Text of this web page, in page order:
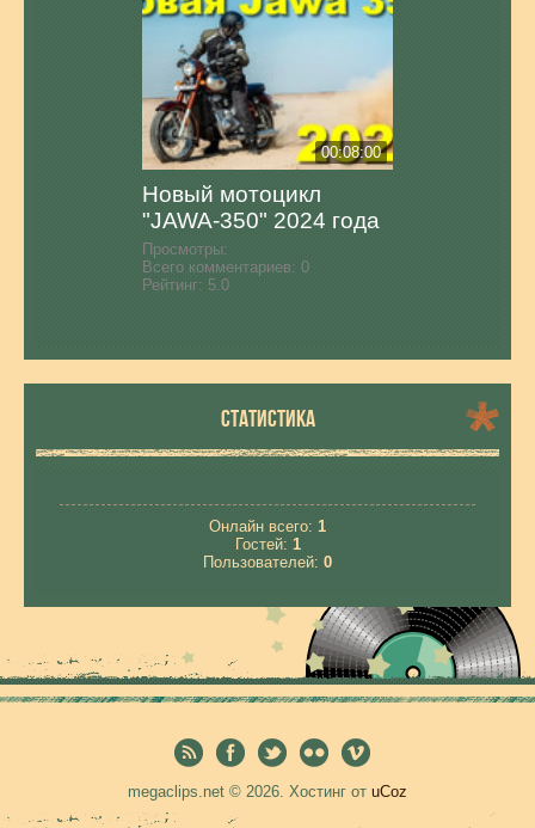
00:08:00
Новый мотоцикл
"JAWA-350" 2024 года
Просмотры:
Всего комментариев: 0
Рейтинг: 5.0
СТАТИСТИКА
Онлайн всего: 1
Гостей: 1
Пользователей: 0
megaclips.net © 2026. Хостинг от uCoz